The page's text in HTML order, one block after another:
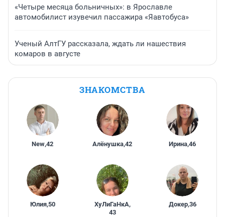
«Четыре месяца больничных»: в Ярославле
автомобилист изувечил пассажира «Яавтобуса»
Ученый АлтГУ рассказала, ждать ли нашествия
комаров в августе
ЗНАКОМСТВА
New,42 Алёнушка,42 Ирина,46
Юлия,50 ХуЛиГаНкА,
43
Докер,36